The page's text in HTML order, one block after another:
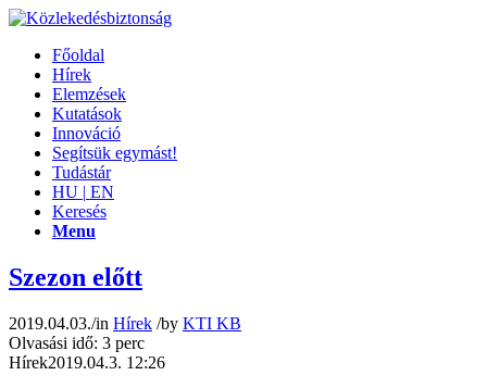
Főoldal
Hírek
Elemzések
Kutatások
Innováció
Segítsük egymást!
Tudástár
HU | EN
Keresés
Menu
Szezon előtt
2019.04.03./in Hírek /by KTI KB
Olvasási idő: 3 perc
Hírek2019.04.3. 12:26